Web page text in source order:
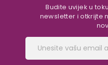
Budite uvijek u
newsletter i otkrijte